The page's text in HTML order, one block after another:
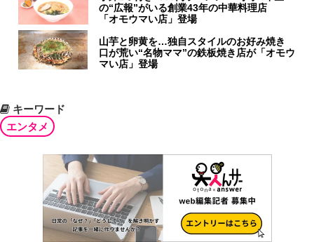
の“広報”がいる創業43年の中華料理店
「オモウマい店」登場
山芋と卵黄を…独自スタイルのお好み焼き
口が荒い“名物ママ”の鉄板焼き店が「オモウ
マい店」登場
キーワード
エンタメ